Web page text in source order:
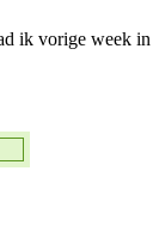
ik vorige